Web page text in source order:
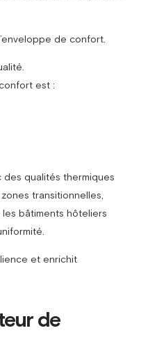
de confort.
est :
qualités thermiques
transitionnelles,
bâtiments hôteliers
et enrichit
de